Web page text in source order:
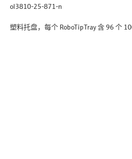
ol3810-25-871-n
塑料托盘，每个 RoboTipTray 含 96 个